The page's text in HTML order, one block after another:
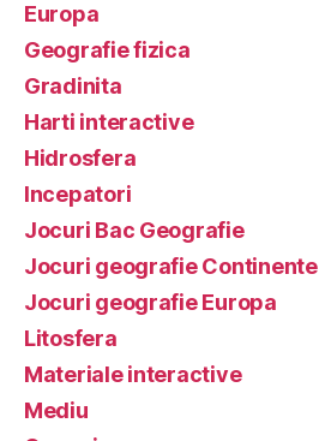
Europa
Geografie fizica
Gradinita
Harti interactive
Hidrosfera
Incepatori
Jocuri Bac Geografie
Jocuri geografie Continente
Jocuri geografie Europa
Litosfera
Materiale interactive
Mediu